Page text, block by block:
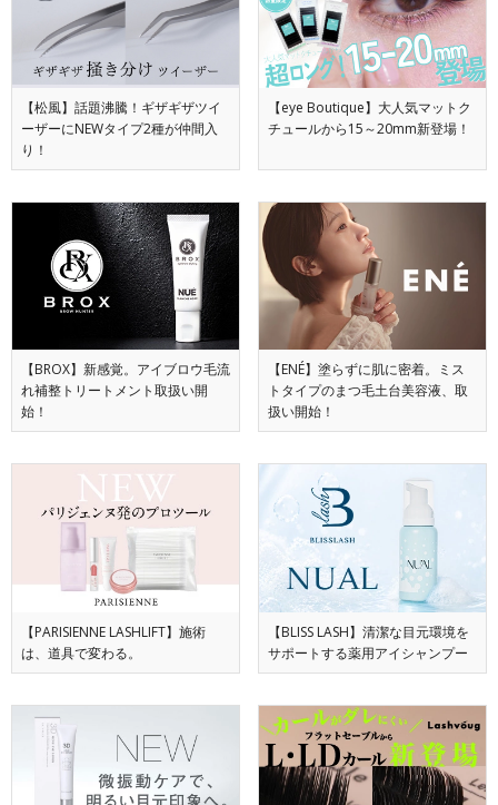
【松風】話題沸騰！ギザギザツイ
ーザーにNEWタイプ2種が仲間入
り！
【eye Boutique】大人気マットク
チュールから15～20mm新登場！
【BROX】新感覚。アイブロウ毛流
れ補整トリートメント取扱い開
始！
【ENÉ】塗らずに肌に密着。ミス
トタイプのまつ毛土台美容液、取
扱い開始！
【PARISIENNE LASHLIFT】施術
は、道具で変わる。
【BLISS LASH】清潔な目元環境を
サポートする薬用アイシャンプー